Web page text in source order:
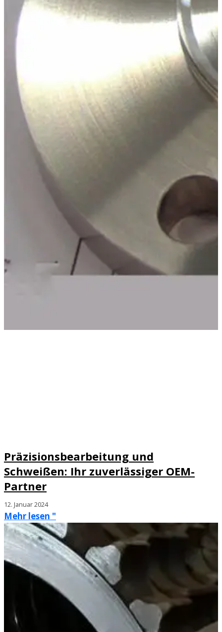
Präzisionsbearbeitung und
Schweißen: Ihr zuverlässiger OEM-
Partner
12. Januar 2024
Mehr lesen "